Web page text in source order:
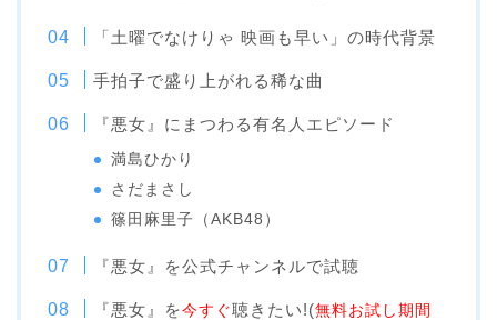
「土曜でなけりゃ 映画も早い」の時代背景
手拍子で盛り上がれる稀な曲
『悪女』にまつわる有名人エピソード
満島ひかり
さだまさし
篠田麻里子（AKB48）
『悪女』を公式チャンネルで試聴
『悪女』を今すぐ聴きたい!(無料お試し期間